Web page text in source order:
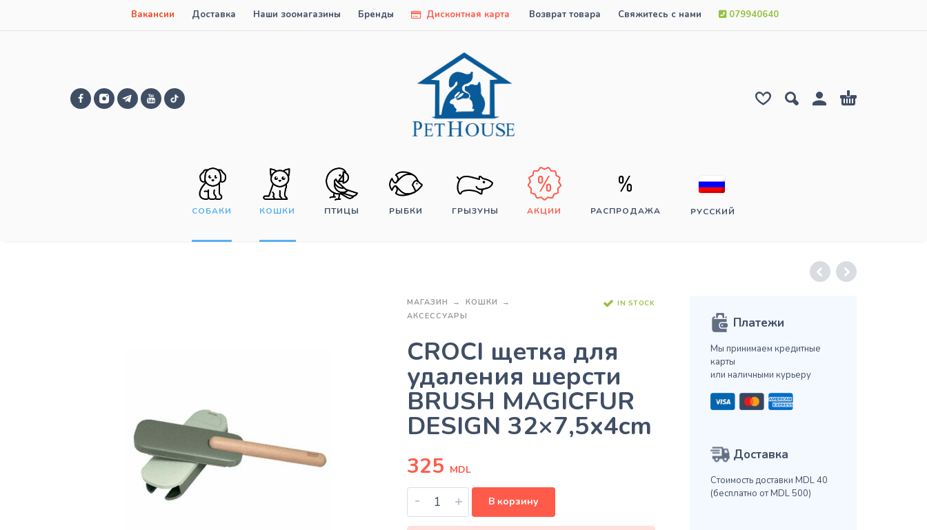
Вакансии Доставка Наши зоомагазины Бренды Дисконтная карта Возврат товара Свяжитесь с нами 079940640
СОБАКИ КОШКИ ПТИЦЫ РЫБКИ ГРЫЗУНЫ АКЦИИ РАСПРОДАЖА РУССКИЙ
МАГАЗИН
КОШКИ
АКСЕССУАРЫ
IN STOCK
CROCI щетка для
удаления шерсти
BRUSH MAGICFUR
DESIGN 32×7,5x4cm
325 MDL
- + В корзину
Платежи
Мы принимаем кредитные
карты
или наличными курьеру
Доставка
Стоимость доставки MDL 40
(бесплатно от MDL 500)